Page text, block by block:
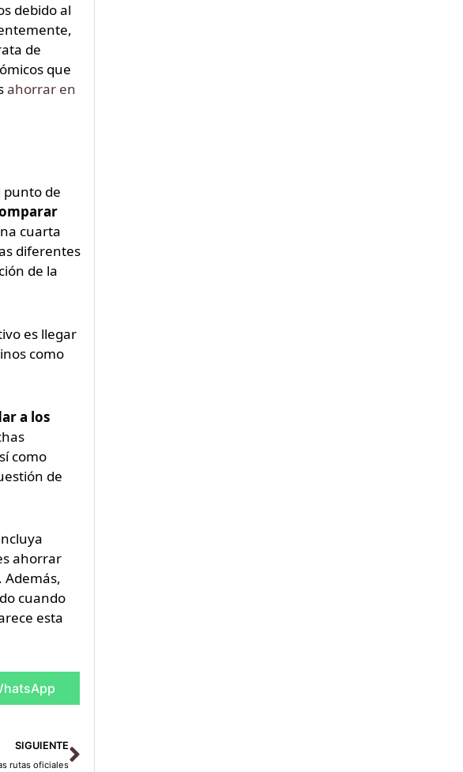
debido al
de
que
ahorrar en
punto de
cuarta
diferentes
de la
es llegar
como
a los
como
de
ahorrar
Además,
cuando
esta
SIGUIENTE
rutas oficiales
Siguiente